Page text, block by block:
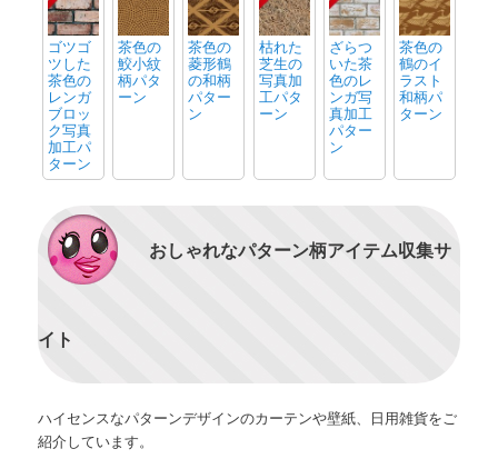
ゴツゴ
ツした
茶色の
レンガ
ブロッ
ク写真
加工パ
ターン
茶色の
鮫小紋
柄パタ
ーン
茶色の
菱形鶴
の和柄
パター
ン
枯れた
芝生の
写真加
工パタ
ーン
ざらつ
いた茶
色のレ
ンガ写
真加工
パター
ン
茶色の
鶴のイ
ラスト
和柄パ
ターン
おしゃれなパターン柄アイテム収集サ
イト
ハイセンスなパターンデザインのカーテンや壁紙、日用雑貨をご
紹介しています。